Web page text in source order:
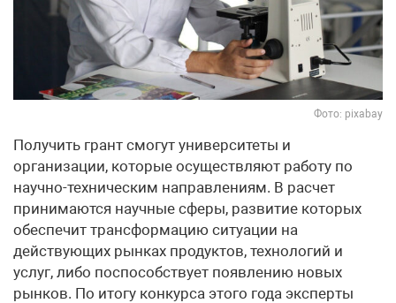
Фото: pixabay
Получить грант смогут университеты и
организации, которые осуществляют работу по
научно-техническим направлениям. В расчет
принимаются научные сферы, развитие которых
обеспечит трансформацию ситуации на
действующих рынках продуктов, технологий и
услуг, либо поспособствует появлению новых
рынков. По итогу конкурса этого года эксперты